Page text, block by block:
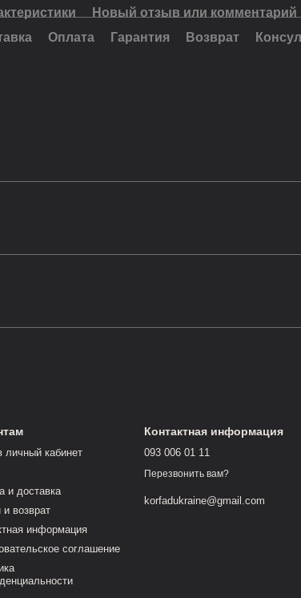
Новый отзыв или комментарий
Оплата Гарантия Возврат
личный кабинет
и доставка
возврат
информация
соглашение
Контактная информация
093 006 01 11
Перезвонить вам?
korfadukraine@gmail.com